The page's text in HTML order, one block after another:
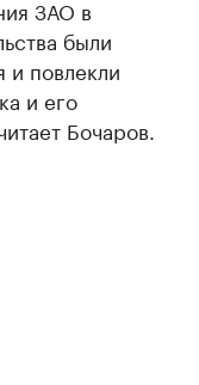
ЗАО в
были
и повлекли
и его
Бочаров.